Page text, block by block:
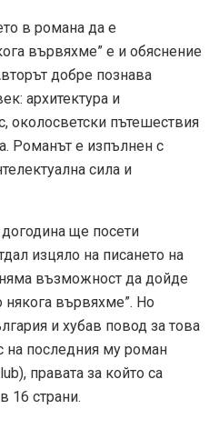
в романа да е
вървяхме” е и обяснение
добре познава
архитектура и
околосветски пътешествия
Романът е изпълнен с
сила и
ще посети
изцяло на писането на
няма възможност да дойде
някога вървяхме”. Но
и хубав повод за това
на последния му роман
правата за който са
16 страни.